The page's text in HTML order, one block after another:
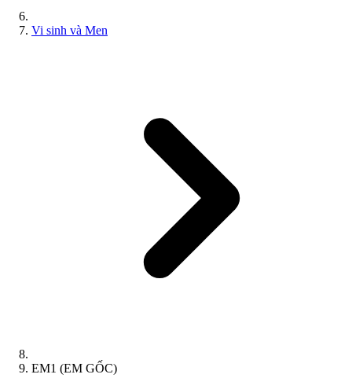
Vi sinh và Men
EM1 (EM GỐC)